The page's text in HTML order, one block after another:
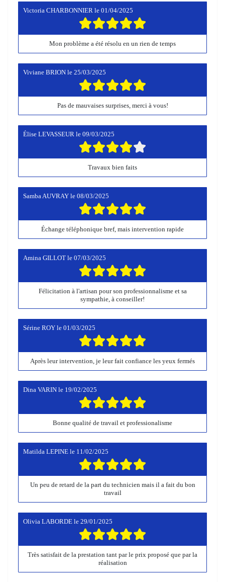
Victoria CHARBONNIER le 01/04/2025
Mon problème a été résolu en un rien de temps
Viviane BRION le 25/03/2025
Pas de mauvaises surprises, merci à vous!
Élise LEVASSEUR le 09/03/2025
Travaux bien faits
Samba AUVRAY le 08/03/2025
Échange téléphonique bref, mais intervention rapide
Amina GILLOT le 07/03/2025
Félicitation à l'artisan pour son professionnalisme et sa
sympathie, à conseiller!
Sérine ROY le 01/03/2025
Après leur intervention, je leur fait confiance les yeux fermés
Dina VARIN le 19/02/2025
Bonne qualité de travail et professionalisme
Matilda LEPINE le 11/02/2025
Un peu de retard de la part du technicien mais il a fait du bon
travail
Olivia LABORDE le 29/01/2025
Très satisfait de la prestation tant par le prix proposé que par la
réalisation